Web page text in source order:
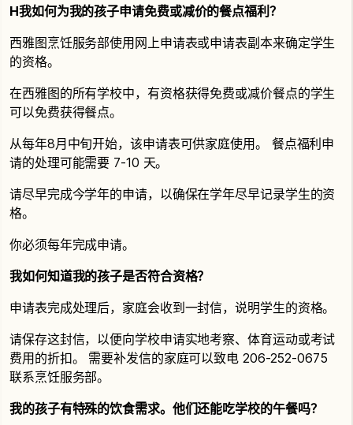
H我如何为我的孩子申请免费或减价的餐点福利？
西雅图烹饪服务部使用网上申请表或申请表副本来确定学生
的资格。
在西雅图的所有学校中，有资格获得免费或减价餐点的学生
可以免费获得餐点。
从每年8月中旬开始，该申请表可供家庭使用。 餐点福利申
请的处理可能需要 7-10 天。
请尽早完成今学年的申请，以确保在学年尽早记录学生的资
格。
你必须每年完成申请。
我如何知道我的孩子是否符合资格？
申请表完成处理后，家庭会收到一封信，说明学生的资格。
请保存这封信，以便向学校申请实地考察、体育运动或考试
费用的折扣。 需要补发信的家庭可以致电 206-252-0675
联系烹饪服务部。
我的孩子有特殊的饮食需求。他们还能吃学校的午餐吗？